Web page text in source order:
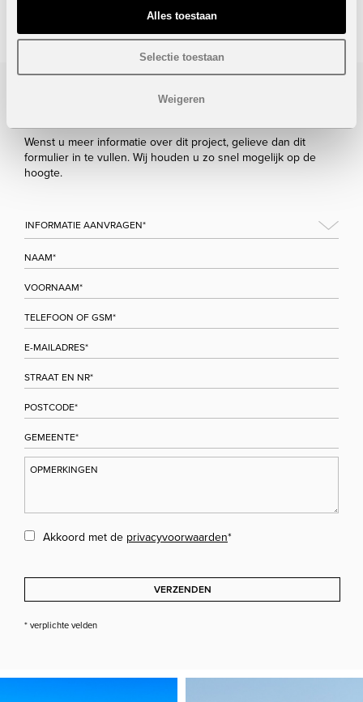
Alles toestaan
Selectie toestaan
Weigeren
STUUR NAAR EEN VRIEND
Bezoek/infoaanvraag
Wenst u meer informatie over dit project, gelieve dan dit
formulier in te vullen. Wij houden u zo snel mogelijk op de
hoogte.
Akkoord met de privacyvoorwaarden*
VERZENDEN
* verplichte velden